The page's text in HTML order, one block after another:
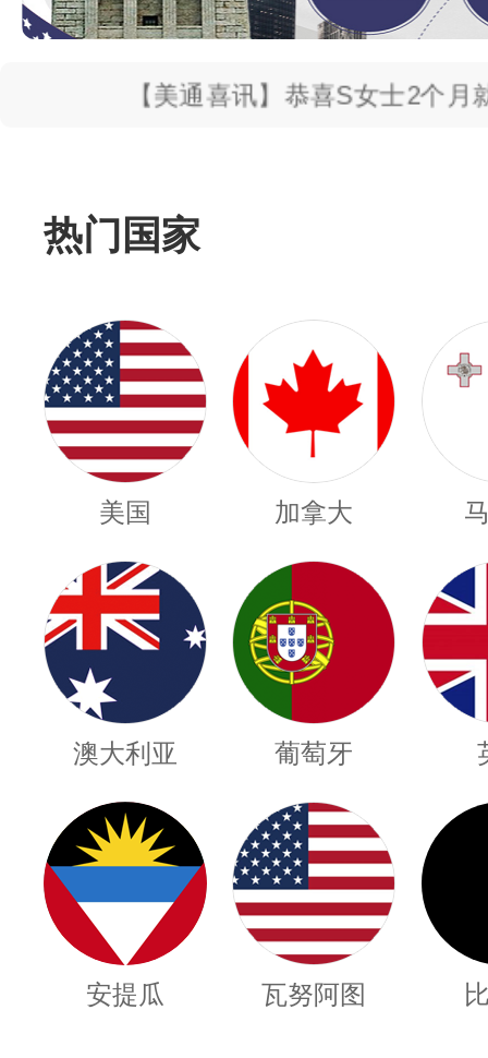
【美通喜讯】恭喜S女士2个月就获得
热门国家
美国 加拿大
澳大利亚 葡萄牙
安提瓜 瓦努阿图